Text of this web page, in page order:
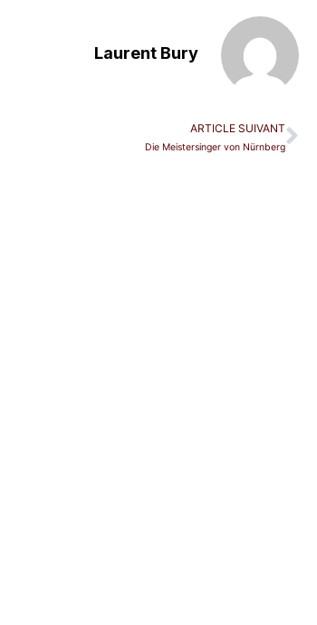
Laurent Bury
ARTICLE SUIVANT
Die Meistersinger von Nürnberg